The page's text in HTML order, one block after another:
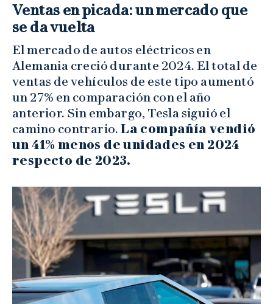
Ventas en picada: un mercado que
se da vuelta
El mercado de autos eléctricos en
Alemania creció durante 2024. El total de
ventas de vehículos de este tipo aumentó
un 27% en comparación con el año
anterior. Sin embargo, Tesla siguió el
camino contrario.La compañía vendió
un 41% menos de unidades en 2024
respecto de 2023.